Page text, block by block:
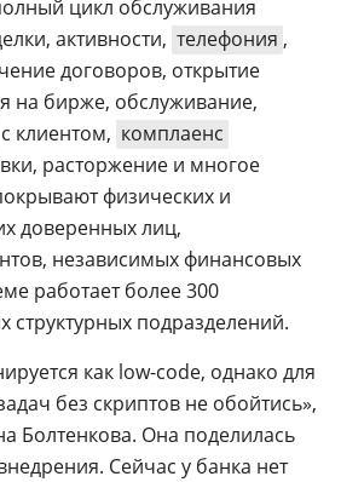
цикл обслуживания
активности, телефония ,
договоров, открытие
на бирже, обслуживание,
с клиентом, комплаенс
расторжение и многое
физических и
доверенных лиц,
независимых финансовых
работает более 300
структурных подразделений.
как low-code, однако для
без скриптов не обойтись»,
Болтенкова. Она поделилась
Сейчас у банка нет